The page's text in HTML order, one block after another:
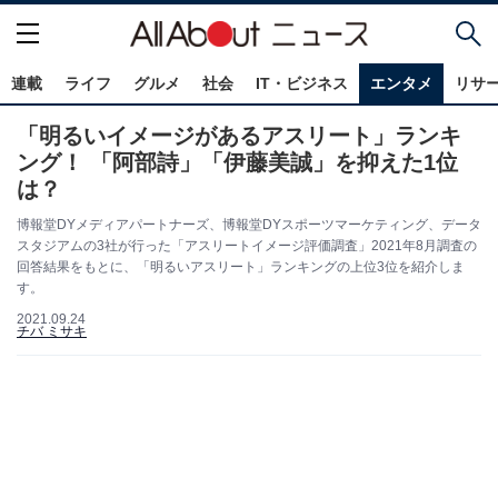
連載 ライフ グルメ 社会 IT・ビジネス エンタメ リサ
「明るいイメージがあるアスリート」ランキ
ング！ 「阿部詩」「伊藤美誠」を抑えた1位
は？
博報堂DYメディアパートナーズ、博報堂DYスポーツマーケティング、データ
スタジアムの3社が行った「アスリートイメージ評価調査」2021年8月調査の
回答結果をもとに、「明るいアスリート」ランキングの上位3位を紹介しま
す。
2021.09.24
チバ ミサキ